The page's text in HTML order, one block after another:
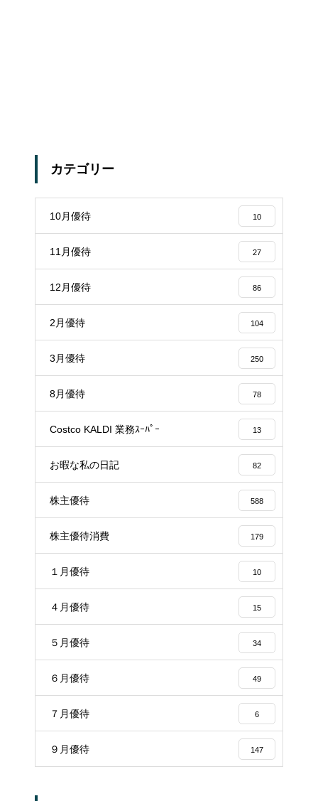
カテゴリー
10月優待 10
11月優待 27
12月優待 86
2月優待 104
3月優待 250
8月優待 78
Costco KALDI 業務ｽｰﾊﾟｰ 13
お暇な私の日記 82
株主優待 588
株主優待消費 179
１月優待 10
４月優待 15
５月優待 34
６月優待 49
７月優待 6
９月優待 147